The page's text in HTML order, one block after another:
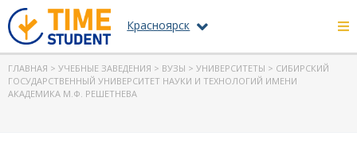
Красноярск
ГЛАВНАЯ > УЧЕБНЫЕ ЗАВЕДЕНИЯ > ВУЗЫ > УНИВЕРСИТЕТЫ > СИБИРСКИЙ
ГОСУДАРСТВЕННЫЙ УНИВЕРСИТЕТ НАУКИ И ТЕХНОЛОГИЙ ИМЕНИ
АКАДЕМИКА М.Ф. РЕШЕТНЕВА